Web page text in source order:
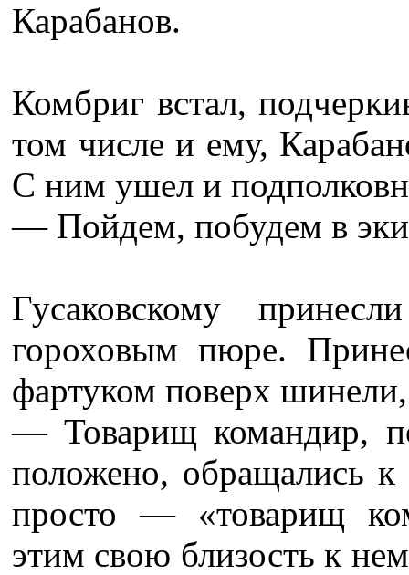
Карабанов.
Комбриг встал,
том числе и ему,
С ним ушел и
— Пойдем, побудем в
Гусаковскому
гороховым пюре.
фартуком поверх
— Товарищ командир,
положено, обращались
просто — «товарищ
этим свою близость к